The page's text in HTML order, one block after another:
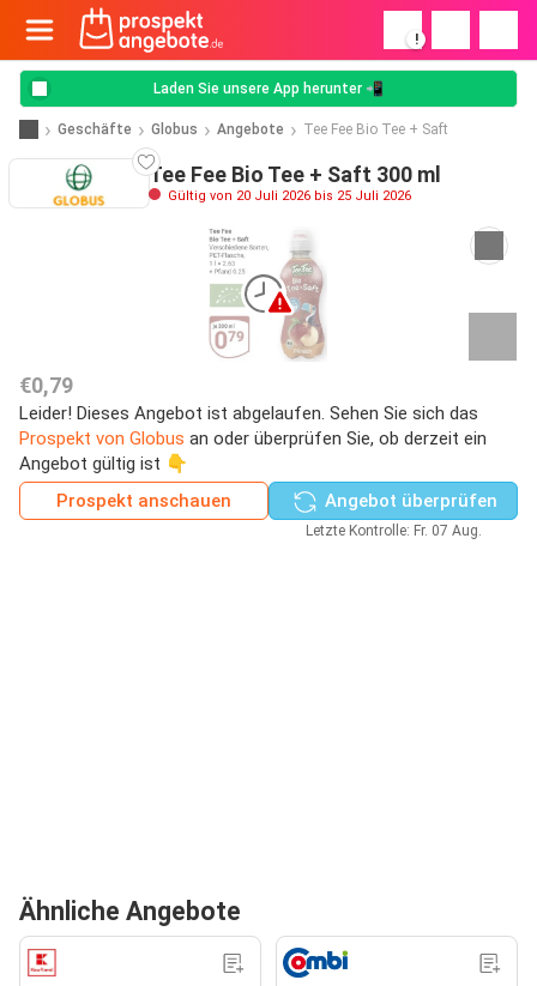
!
Laden Sie unsere App herunter 📲
Geschäfte Globus Angebote Tee Fee Bio Tee + Saft
Tee Fee Bio Tee + Saft 300 ml
Gültig von 20 Juli 2026 bis 25 Juli 2026
€0,79
Leider! Dieses Angebot ist abgelaufen. Sehen Sie sich das
Prospekt von Globus an oder überprüfen Sie, ob derzeit ein
Angebot gültig ist 👇
Prospekt anschauen
Angebot überprüfen
Letzte Kontrolle: Fr. 07 Aug.
Ähnliche Angebote